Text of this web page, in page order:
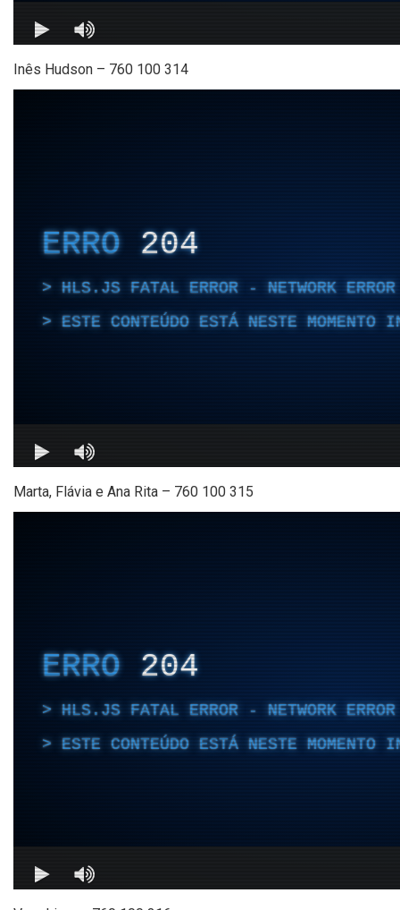
Inês Hudson – 760 100 314
Marta, Flávia e Ana Rita – 760 100 315